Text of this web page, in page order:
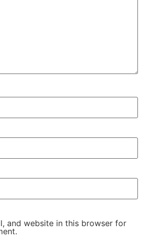
and website in this browser for